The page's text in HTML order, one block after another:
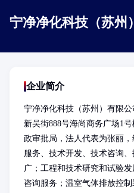
宁净净化科技（苏州
企业简介
宁净净化科技（苏州）有限
新吴街888号海尚商务广场1
政审批局，法人代表为张丽
服务、技术开发、技术咨询
广；工程和技术研究和试验
咨询服务；温室气体排放控